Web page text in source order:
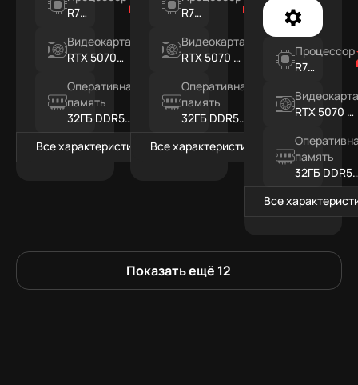
Показать ещё 12
R7
Видеокарта
RTX 5070
Оперативная
память
32ГБ DDR5
RGB
Все характеристики
R7
Видеокарта
RTX 5070 Ti
Оперативная
память
32ГБ DDR5
RGB
Все характеристики
Процессор
R7
RTX 5070 Ti
память
32ГБ DDR5
RGB
Все